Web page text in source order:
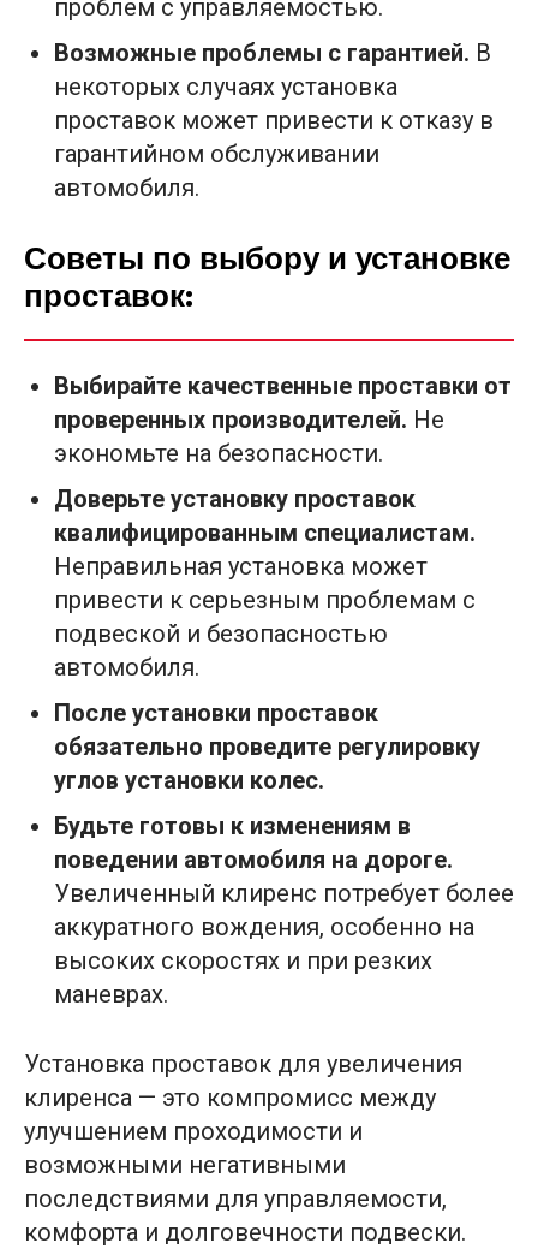
проблем с управляемостью.
Возможные проблемы с гарантией. В
некоторых случаях установка
проставок может привести к отказу в
гарантийном обслуживании
автомобиля.
Советы по выбору и установке
проставок:
Выбирайте качественные проставки от
проверенных производителей. Не
экономьте на безопасности.
Доверьте установку проставок
квалифицированным специалистам.
Неправильная установка может
привести к серьезным проблемам с
подвеской и безопасностью
автомобиля.
После установки проставок
обязательно проведите регулировку
углов установки колес.
Будьте готовы к изменениям в
поведении автомобиля на дороге.
Увеличенный клиренс потребует более
аккуратного вождения, особенно на
высоких скоростях и при резких
маневрах.
Установка проставок для увеличения
клиренса — это компромисс между
улучшением проходимости и
возможными негативными
последствиями для управляемости,
комфорта и долговечности подвески.